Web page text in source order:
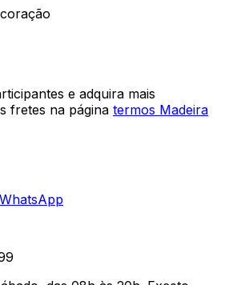
e adquira mais
fretes na página termos Madeira